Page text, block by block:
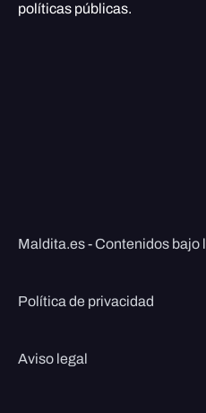
políticas públicas.
Maldita.es - Contenidos bajo
Política de privacidad
Aviso legal